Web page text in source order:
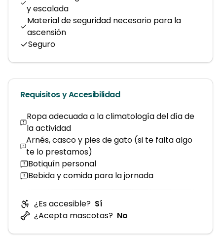
y escalada
Material de seguridad necesario para la
ascensión
Seguro
Requisitos y Accesibilidad
Ropa adecuada a la climatología del día de
la actividad
Arnés, casco y pies de gato (si te falta algo
te lo prestamos)
Botiquín personal
Bebida y comida para la jornada
¿Es accesible? Sí
¿Acepta mascotas? No